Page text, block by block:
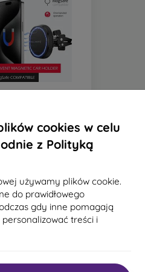
cookies w celu
z Polityką
używamy plików cookie.
do prawidłowego
gdy inne pomagają
treści i
COMPACT
76,90 zł